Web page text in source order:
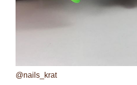
@nails_krat